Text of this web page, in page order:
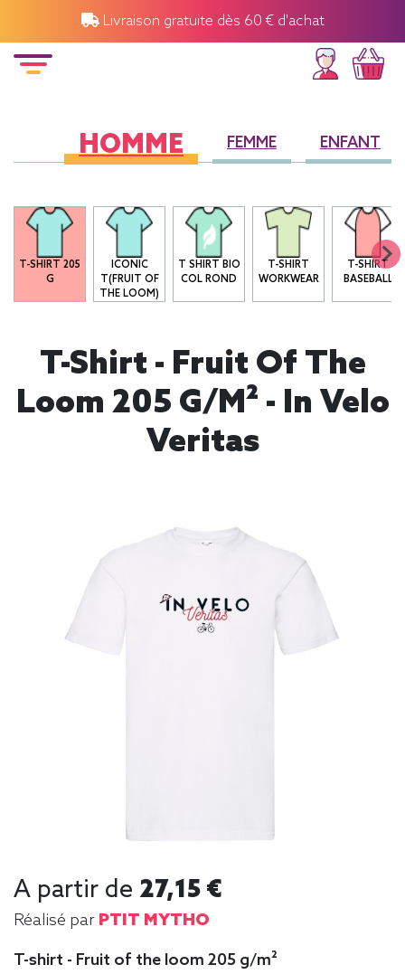
Livraison gratuite dès 60 € d'achat
HOMME FEMME ENFANT
T-SHIRT 205
G
ICONIC
T(FRUIT OF
THE LOOM)
T SHIRT BIO
COL ROND
T-SHIRT
WORKWEAR
T-SHIRT
BASEBALL
T-Shirt - Fruit Of The
Loom 205 G/m² - In Velo
Veritas
A partir de 27,15 €
Réalisé par PTIT MYTHO
T-shirt - Fruit of the loom 205 g/m²